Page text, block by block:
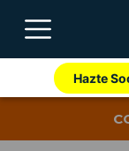
Hazte